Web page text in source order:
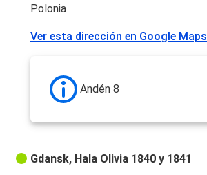
Polonia
Ver esta dirección en Google Maps
Andén 8
Gdansk, Hala Olivia 1840 y 1841